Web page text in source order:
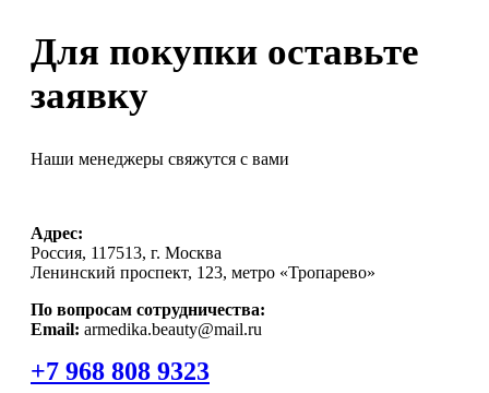
Для покупки оставьте
заявку
Наши менеджеры свяжутся с вами
Адрес:
Россия, 117513, г. Москва
Ленинский проспект, 123, метро «Тропарево»
По вопросам сотрудничества:
Email: armedika.beauty@mail.ru
+7 968 808 9323